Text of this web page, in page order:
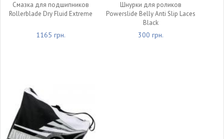
Смазка для подшипников
Rollerblade Dry Fluid Extreme
1165 грн.
Шнурки для роликов
Powerslide Belly Anti Slip Laces
Black
300 грн.